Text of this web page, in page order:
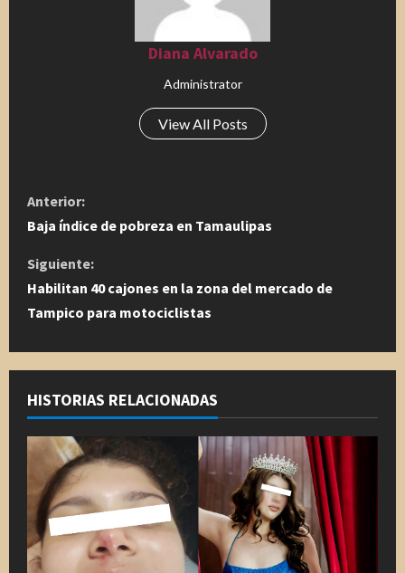
Diana Alvarado
Administrator
View All Posts
S
i
g
u
e
e
y
e
n
Anterior:
Baja índice de pobreza en Tamaulipas
Siguiente:
Habilitan 40 cajones en la zona del mercado de
Tampico para motociclistas
HISTORIAS RELACIONADAS